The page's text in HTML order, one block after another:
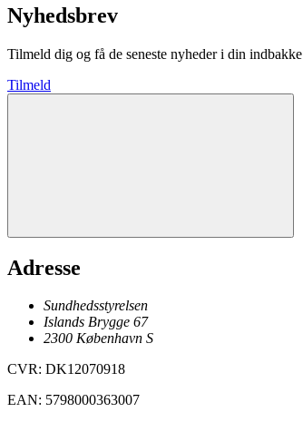
Nyhedsbrev
Tilmeld dig og få de seneste nyheder i din indbakke
Tilmeld
Adresse
Sundhedsstyrelsen
Islands Brygge 67
2300 København S
CVR: DK12070918
EAN: 5798000363007